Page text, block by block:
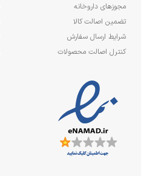
مجوزهای داروخانه
تضمین اصالت کالا
شرایط ارسال سفارش
کنترل اصالت محصولات